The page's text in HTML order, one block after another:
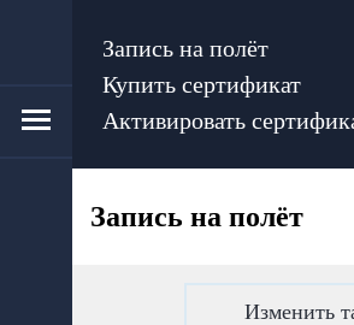
Запись на полёт
Купить сертификат
Активировать
Запись на полёт
Изменить